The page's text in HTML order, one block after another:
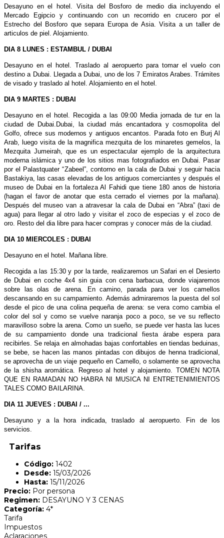
Desayuno en el hotel. Visita del Bosforo de medio dia incluyendo el
Mercado Egipcio y continuando con un recorrido en crucero por el
Estrecho del Bosforo que separa Europa de Asia. Visita a un taller de
articulos de piel. Alojamiento.
DIA 8 LUNES : ESTAMBUL / DUBAI
Desayuno en el hotel. Traslado al aeropuerto para tomar el vuelo con
destino a Dubai. Llegada a Dubai, uno de los 7 Emiratos Arabes. Trámites
de visado y traslado al hotel. Alojamiento en el hotel.
DIA 9 MARTES : DUBAI
Desayuno en el hotel. Recogida a las 09:00 Media jornada de tur en la
ciudad de Dubai.Dubai, la ciudad más encantadora y cosmopolita del
Golfo, ofrece sus modernos y antiguos encantos. Parada foto en Burj Al
Arab, luego visita de la magnifica mezquita de los minaretes gemelos, la
Mezquita Jumeirah, que es un espectacular ejemplo de la arquitectura
moderna islámica y uno de los sitios mas fotografiados en Dubai. Pasar
por el Palastquater “Zabeel”, contorno en la cala de Dubai y seguir hacia
Bastakiya, las casas elevadas de los antiguos comerciantes y después el
museo de Dubai en la fortaleza Al Fahidi que tiene 180 anos de historia
(hagan el favor de anotar que esta cerrado el viernes por la mañana).
Después del museo van a atravesar la cala de Dubai en “Abra” (taxi de
agua) para llegar al otro lado y visitar el zoco de especias y el zoco de
oro. Resto del dia libre para hacer compras y conocer más de la ciudad.
DIA 10 MIERCOLES : DUBAI
Desayuno en el hotel. Mañana libre.
Recogida a las 15:30 y por la tarde, realizaremos un Safari en el Desierto
de Dubai en coche 4x4 sin guia con cena barbacua, donde viajaremos
sobre las olas de arena. En camino, parada para ver los camellos
descansando en su campamiento. Además admiraremos la puesta del sol
desde el pico de una colina pequeña de arena: se vera como cambia el
color del sol y como se vuelve naranja poco a poco, se ve su reflecto
maravilloso sobre la arena. Como un sueño, se puede ver hasta las luces
de su campamiento donde una tradicional fiesta árabe espera para
recibirles. Se relaja en almohadas bajas confortables en tiendas beduinas,
se bebe, se hacen las manos pintadas con dibujos de henna tradicional,
se aprovecha de un viaje pequeño en Camello, o solamente se aprovecha
de la shisha aromática. Regreso al hotel y alojamiento. TOMEN NOTA
QUE EN RAMADAN NO HABRA NI MUSICA NI ENTRETENIMIENTOS
TALES COMO BAILARINA.
DIA 11 JUEVES : DUBAI / ...
Desayuno y a la hora indicada, traslado al aeropuerto. Fin de los
servicios.
Tarifas
Código: 1402
Desde: 15/03/2026
Hasta: 15/11/2026
Precio: Por persona
Regimen: DESAYUNO Y 3 CENAS
Categoría: 4*
Tarifa
Impuestos